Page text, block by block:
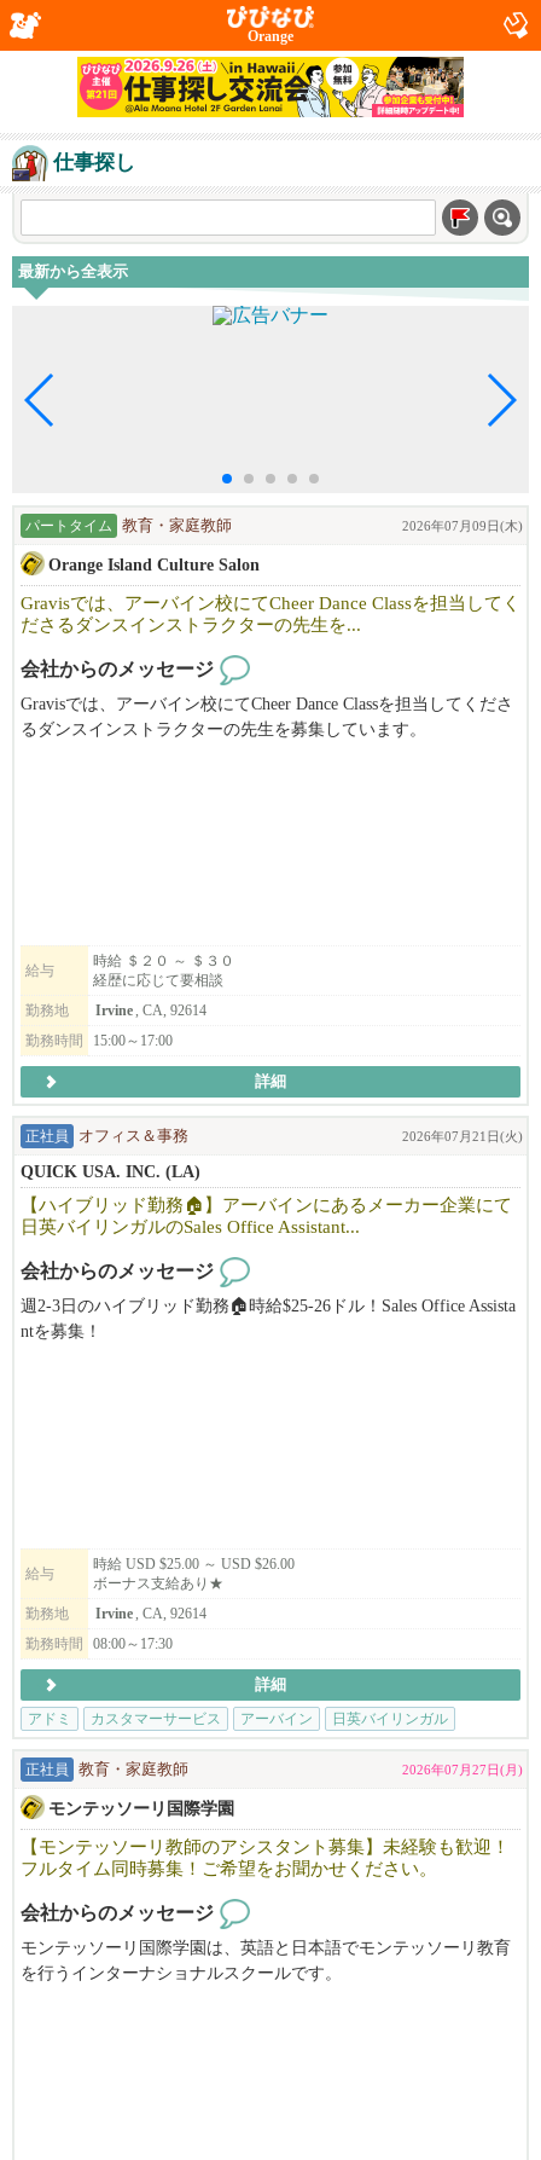
Orange
仕事探し
最新から全表示
パートタイム 教育・家庭教師 2026年07月09日(木)
Orange Island Culture Salon
Gravisでは、アーバイン校にてCheer Dance Classを担当してく
ださるダンスインストラクターの先生を...
会社からのメッセージ
Gravisでは、アーバイン校にてCheer Dance Classを担当してくださ
るダンスインストラクターの先生を募集しています。
ッスンを進めてくださる方を歓迎します。
主な業務内容は、ダンスレッスンの実施、生徒・保護者とのコミ
ュニケーション、イベントや発表会での引率などです。
レッスン経験がある方はもちろん、ダンス経験を活かして子ども
たちに関わるお仕事にチャレンジしたい方もぜひご応募くださ
考慮の上、相談しながら決定いたします。
チアダンス経験者、ダンスインストラクター経験者、子ども向け
レッスン経験のある方は優遇いたします。
子どもが好きな方、ダンスの楽しさを伝えたい方、Gravisのチー
ムメンバーとして一緒に子どもたちの成長をサポートしてくださ
る方からのご応募をお待ちしています。
給与
時給 ＄２０ ～ ＄３０
経歴に応じて要相談
勤務地
Irvine, CA, 92614
勤務時間
15:00～17:00
詳細
正社員 オフィス＆事務 2026年07月21日(火)
QUICK USA. INC. (LA)
【ハイブリッド勤務🏠】アーバインにあるメーカー企業にて
日英バイリンガルのSales Office Assistant...
会社からのメッセージ
週2-3日のハイブリッド勤務🏠時給$25-26ドル！Sales Office Assista
ntを募集！
チームが円滑かつ効率的に業務を進められるよう、バックオフィ
スから支えていただきます。
給与
時給 USD $25.00 ～ USD $26.00
ボーナス支給あり★
勤務地
Irvine , CA, 92614
勤務時間
08:00～17:30
詳細
アドミ
カスタマーサービス アーバイン 日英バイリンガル
正社員 教育・家庭教師 2026年07月27日(月)
モンテッソーリ国際学園
【モンテッソーリ教師のアシスタント募集】未経験も歓迎！
フルタイム同時募集！ご希望をお聞かせください。
会社からのメッセージ
モンテッソーリ国際学園は、英語と日本語でモンテッソーリ教育
を行うインターナショナルスクールです。